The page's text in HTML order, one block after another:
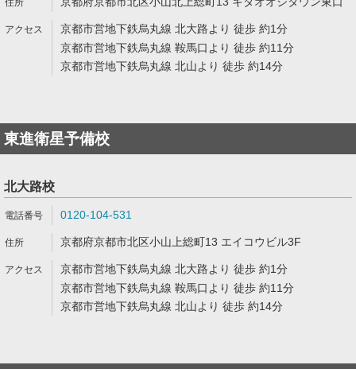
京都市営地下鉄烏丸線 北大路より 徒歩 約1分
京都市営地下鉄烏丸線 鞍馬口より 徒歩 約11分
京都市営地下鉄烏丸線 北山より 徒歩 約14分
東進衛星予備校
北大路校
0120-104-531
京都府京都市北区小山上総町13 エイコウビル3F
京都市営地下鉄烏丸線 北大路より 徒歩 約1分
京都市営地下鉄烏丸線 鞍馬口より 徒歩 約11分
京都市営地下鉄烏丸線 北山より 徒歩 約14分